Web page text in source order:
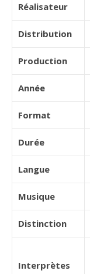
Réalisateur
Distribution
Production
Année
Format
Durée
Langue
Musique
Distinction
Interprètes